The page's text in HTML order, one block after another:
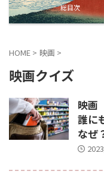
総目次
HOME > 映画 >
映画クイズ
映画
誰に
なぜ